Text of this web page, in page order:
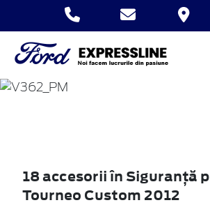
TOURNEO
CUSTOM
18 accesorii în Siguranţă
Tourneo Custom 2012